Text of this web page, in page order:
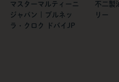
マスターマルティーニ
ジャパン | ブルネッ
ラ・クロク ドバイJP
不二製
リー